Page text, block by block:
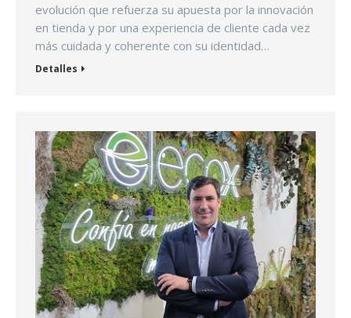
evolución que refuerza su apuesta por la innovación
en tienda y por una experiencia de cliente cada vez
más cuidada y coherente con su identidad…
Detalles